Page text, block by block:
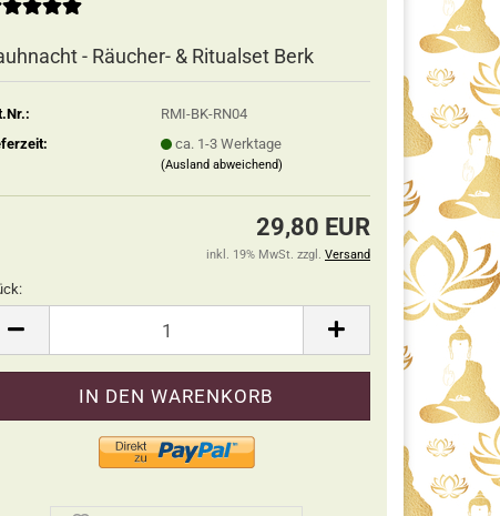
- Räucher- & Ritualset Berk
RMI-BK-RN04
ca. 1-3 Werktage
(Ausland abweichend)
29,80 EUR
inkl. 19% MwSt. zzgl. Versand